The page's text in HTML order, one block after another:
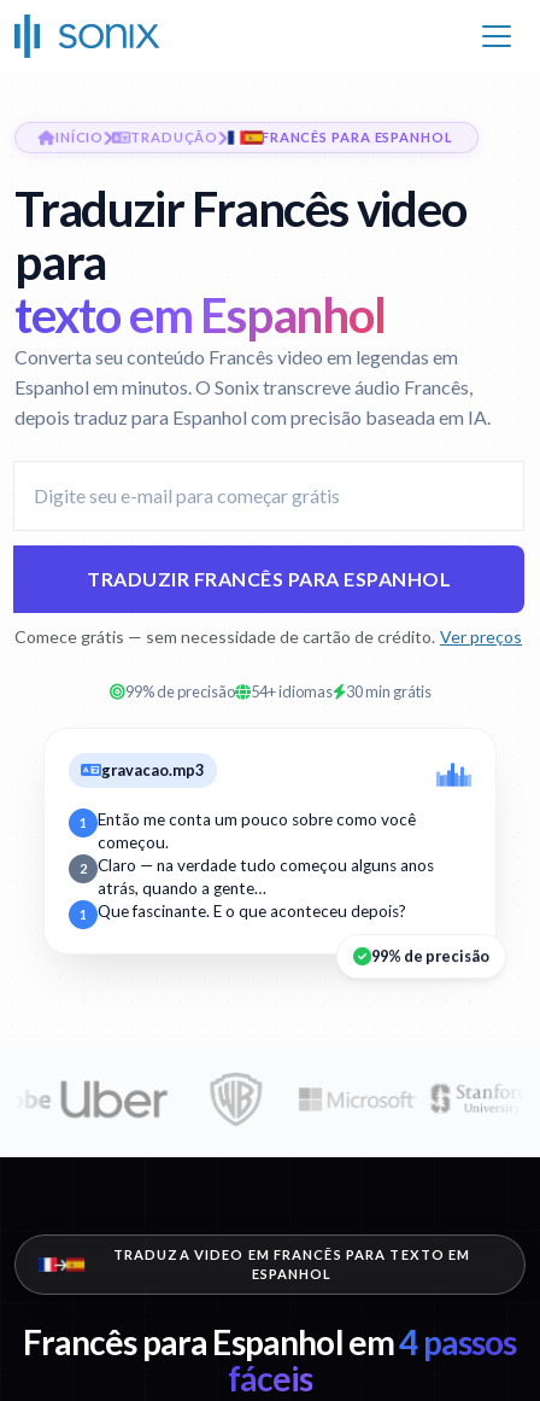
INÍCIO TRADUÇÃO FRANCÊS PARA ESPANHOL
Traduzir Francês video
para
texto em Espanhol
Converta seu conteúdo Francês video em legendas em
Espanhol em minutos. O Sonix transcreve áudio Francês,
depois traduz para Espanhol com precisão baseada em IA.
TRADUZIR FRANCÊS PARA ESPANHOL
Comece grátis — sem necessidade de cartão de crédito. Ver preços
99% de precisão 54+ idiomas 30 min grátis
gravacao.mp3
1
Então me conta um pouco sobre como você
começou.
2
Claro — na verdade tudo começou alguns anos
atrás, quando a gente…
1 Que fascinante. E o que aconteceu depois?
99% de precisão
TRADUZA VIDEO EM FRANCÊS PARA TEXTO EM
ESPANHOL
Francês para Espanhol em4 passos
fáceis